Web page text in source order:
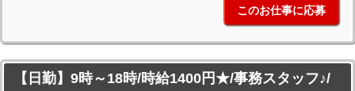
このお仕事に応募
【日勤】9時～18時/時給1400円★/事務スタッフ♪/